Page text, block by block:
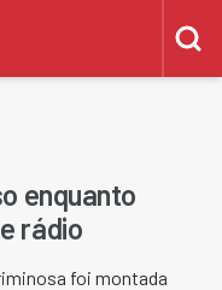
enquanto
rádio
foi montada